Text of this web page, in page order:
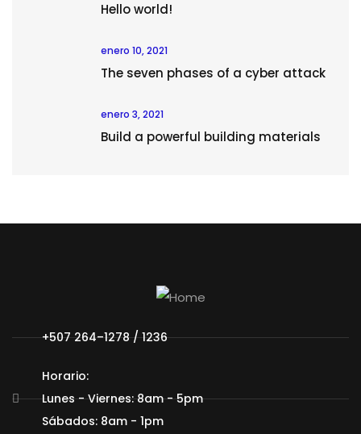
Hello world!
enero 10, 2021
The seven phases of a cyber attack
enero 3, 2021
Build a powerful building materials
+507 264–1278 / 1236
Horario:
Lunes - Viernes: 8am - 5pm
Sábados: 8am - 1pm